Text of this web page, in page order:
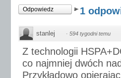
Odpowiedz 1
stanlej · 594 tygodni temu
Z technologii
co najmniej dwóch
Przykładowo